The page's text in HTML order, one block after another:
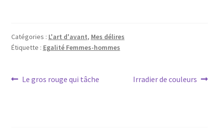
Catégories : L'art d'avant, Mes délires
Étiquette : Egalité Femmes-hommes
Navigation
Article
Le gros rouge qui tâche
Article
Irradier de couleurs